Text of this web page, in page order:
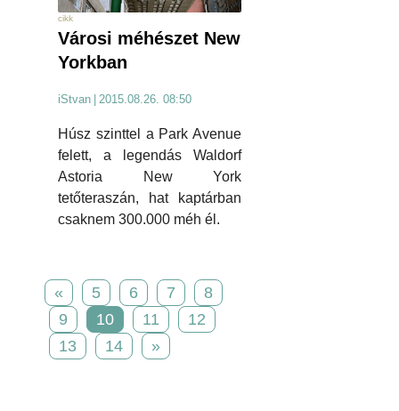
cikk
Városi méhészet New
Yorkban
iStvan | 2015.08.26. 08:50
Húsz szinttel a Park Avenue
felett, a legendás Waldorf
Astoria New York
tetőteraszán, hat kaptárban
csaknem 300.000 méh él.
« 5 6 7
8
9
10 11
12
13
14 »